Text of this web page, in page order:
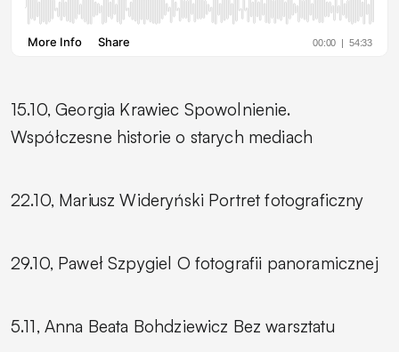
15.10, Georgia Krawiec Spowolnienie.
Współczesne historie o starych mediach
22.10, Mariusz Wideryński Portret fotograficzny
29.10, Paweł Szpygiel O fotografii panoramicznej
5.11, Anna Beata Bohdziewicz Bez warsztatu